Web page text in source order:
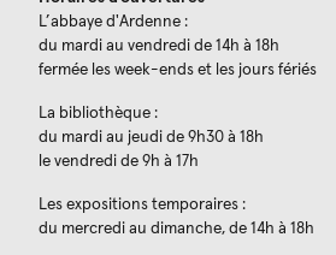
L’abbaye d'Ardenne :
du mardi au vendredi de 14h à 18h
fermée les week-ends et les jours fériés
La bibliothèque :
du mardi au jeudi de 9h30 à 18h
le vendredi de 9h à 17h
Les expositions temporaires :
du mercredi au dimanche, de 14h à 18h